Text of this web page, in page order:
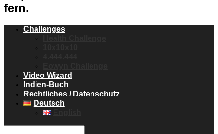
fern.
Challenges
Video Wizard
Indien-Buch
Rechtliches / Datenschutz
Deutsch